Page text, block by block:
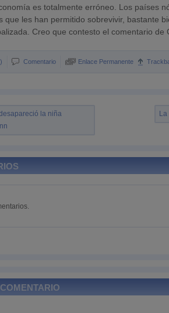
es totalmente erróneo. Los países
que les han permitido sobrevivir, bastante
Creo que contesto el comentario de
Comentario Enlace Permanente
la niña